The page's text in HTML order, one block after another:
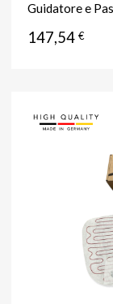
Guidatore e
147,54 €